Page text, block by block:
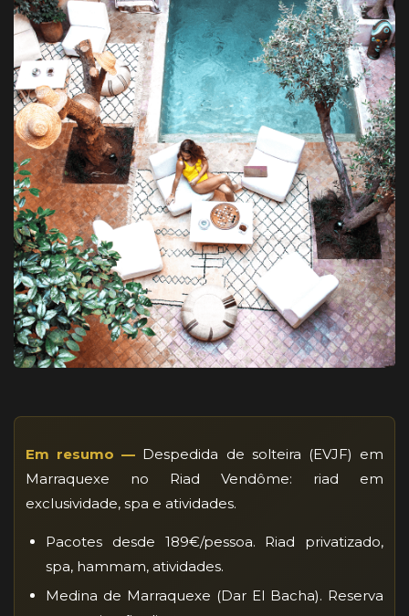
Em resumo — Despedida de solteira (EVJF) em
Marraquexe no Riad Vendôme: riad em
exclusividade, spa e atividades.
Pacotes desde 189€/pessoa. Riad privatizado,
spa, hammam, atividades.
Medina de Marraquexe (Dar El Bacha). Reserva